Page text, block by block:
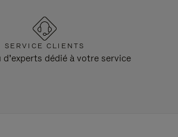
SERVICE CLIENTS
d’experts dédié à votre service